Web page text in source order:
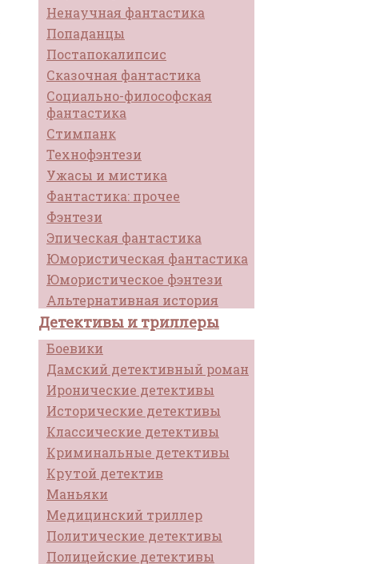
Ненаучная фантастика
Попаданцы
Постапокалипсис
Сказочная фантастика
Социально-философская
фантастика
Стимпанк
Технофэнтези
Ужасы и мистика
Фантастика: прочее
Фэнтези
Эпическая фантастика
Юмористическая фантастика
Юмористическое фэнтези
Альтернативная история
Детективы и триллеры
Боевики
Дамский детективный роман
Иронические детективы
Исторические детективы
Классические детективы
Криминальные детективы
Крутой детектив
Маньяки
Медицинский триллер
Политические детективы
Полицейские детективы